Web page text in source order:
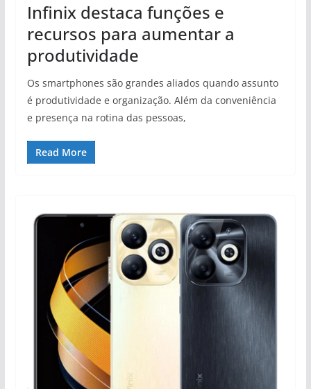
Infinix destaca funções e
recursos para aumentar a
produtividade
Os smartphones são grandes aliados quando assunto
é produtividade e organização. Além da conveniência
e presença na rotina das pessoas,
Read More